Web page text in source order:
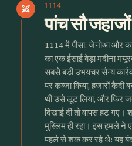
swords 1114
पांच सौ
1114 में पीसा, जेनोआ और
का एक ईसाई बेड़ा मदीना
सबसे बड़ी उभयचर सैन्य
पर कब्जा किया, हजारों कैदी
थी उसे लूट लिया, और फिर जब
दिखाई दी तो वापस हट गए।
मुस्लिम ही रहा। इस हमले ने
पहले से शक कर रहे थे: यह